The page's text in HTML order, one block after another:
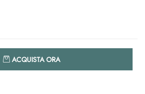
ACQUISTA ORA